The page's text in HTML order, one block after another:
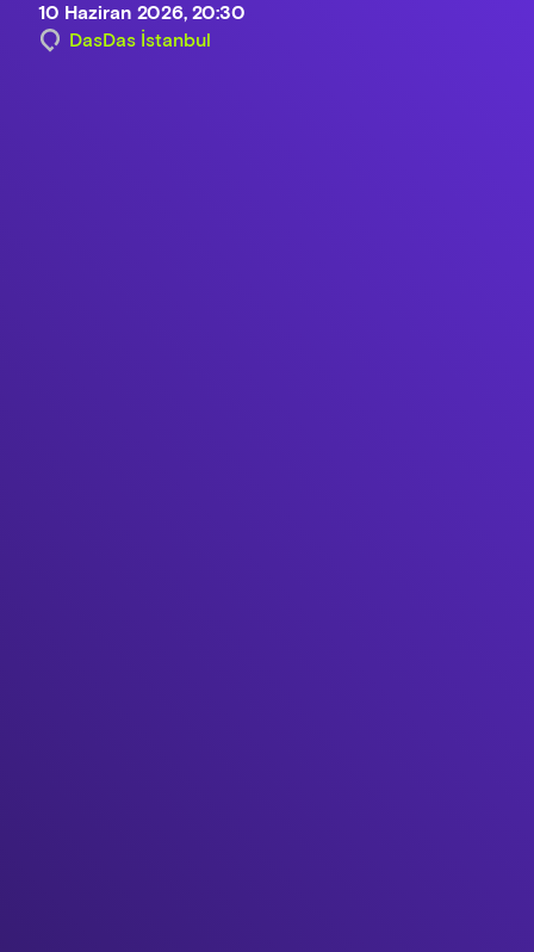
10 Haziran 2026, 20:30
DasDas İstanbul